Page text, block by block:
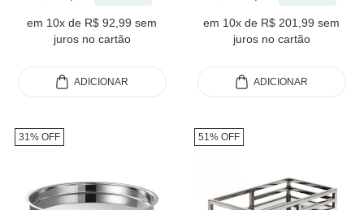
em 10x de R$ 92,99 sem
juros no cartão
ADICIONAR
em 10x de R$ 201,99 sem
juros no cartão
ADICIONAR
31% OFF 51% OFF